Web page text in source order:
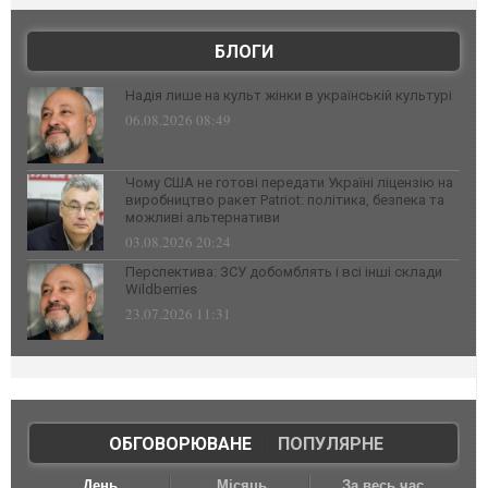
БЛОГИ
Надія лише на культ жінки в українській культурі
06.08.2026 08:49
Чому США не готові передати Україні ліцензію на
виробництво ракет Patriot: політика, безпека та
можливі альтернативи
03.08.2026 20:24
Перспектива: ЗСУ добомблять і всі інші склади
Wildberries
23.07.2026 11:31
ОБГОВОРЮВАНЕ| ПОПУЛЯРНЕ